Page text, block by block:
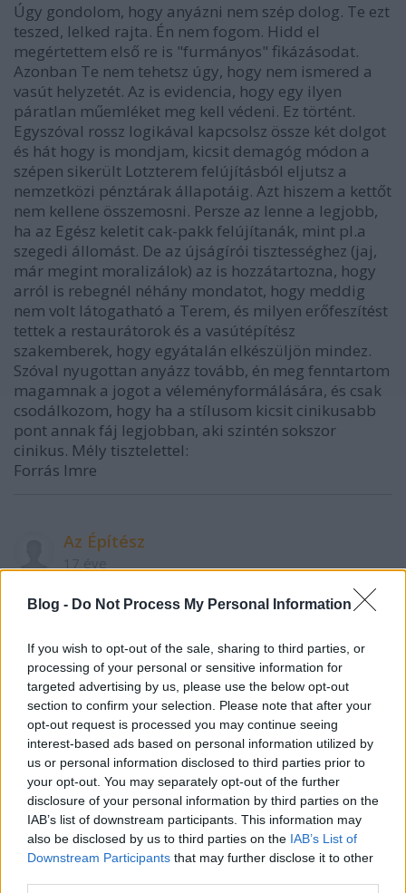
Blog - Do Not Process My Personal Information
If you wish to opt-out of the sale, sharing to third parties, or
processing of your personal or sensitive information for
targeted advertising by us, please use the below opt-out
section to confirm your selection. Please note that after your
opt-out request is processed you may continue seeing
interest-based ads based on personal information utilized by
us or personal information disclosed to third parties prior to
your opt-out. You may separately opt-out of the further
disclosure of your personal information by third parties on the
IAB’s list of downstream participants. This information may
also be disclosed by us to third parties on the IAB’s List of
Downstream Participants that may further disclose it to other
Úgy gondolom, hogy anyázni nem szép dolog. Te ezt
teszed, lelked rajta. Én nem fogom. Hidd el
megértettem első re is "furmányos" fikázásodat.
Azonban Te nem tehetsz úgy, hogy nem ismered a
vasút helyzetét. Az is evidencia, hogy egy ilyen
páratlan műemléket meg kell védeni. Ez történt.
Egyszóval rossz logikával kapcsolsz össze két dolgot
és hát hogy is mondjam, kicsit demagóg módon a
szépen sikerült Lotzterem felújításból eljutsz a
nemzetközi pénztárak állapotáig. Azt hiszem a kettőt
nem kellene összemosni. Persze az lenne a legjobb,
ha az Egész keletit cak-pakk felújítanák, mint pl.a
szegedi állomást. De az újságírói tisztességhez (jaj,
már megint moralizálok) az is hozzátartozna, hogy
arról is rebegnél néhány mondatot, hogy meddig
nem volt látogatható a Terem, és milyen erőfeszítést
tettek a restaurátorok és a vasútépítész
szakemberek, hogy egyátalán elkészüljön mindez.
Szóval nyugottan anyázz tovább, én meg fenntartom
magamnak a jogot a véleményformálására, és csak
csodálkozom, hogy ha a stílusom kicsit cinikusabb
pont annak fáj legjobban, aki szintén sokszor
cinikus. Mély tisztelettel:
Forrás Imre
Az Építész
Igen láttam sajnos. :(
Mnofőnix
17 éve
Ha a közeljövőben külföldre szeretnék menni
vonnattal, akkor van Budapesten valahol kultúrált
színvonalú nemzetközi jegypénztár?
Mert ezek szerint a Keleti jegypénztárba nem